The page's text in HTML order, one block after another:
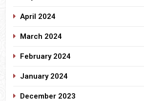
April 2024
March 2024
February 2024
January 2024
December 2023